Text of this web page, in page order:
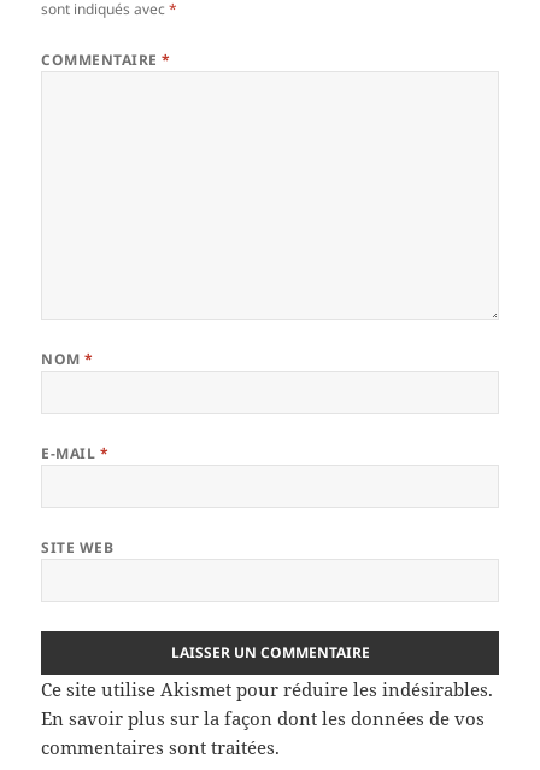
sont indiqués avec*
COMMENTAIRE*
NOM*
E-MAIL *
SITE WEB
Ce site utilise Akismet pour réduire les indésirables.
En savoir plus sur la façon dont les données de vos
commentaires sont traitées.